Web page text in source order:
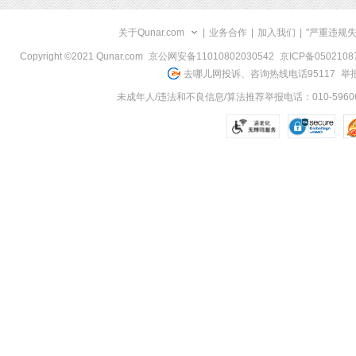
关于Qunar.com 业务合作 加入我们 "严重违规
Copyright ©2021 Qunar.com 京公网安备11010802030542
京ICP备
去哪儿网投诉、咨询热线电话95117 举
未成年人/违法和不良信息/算法推荐举报电话：010-